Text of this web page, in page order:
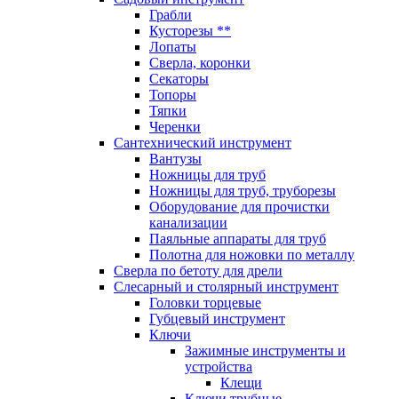
Грабли
Кусторезы **
Лопаты
Сверла, коронки
Секаторы
Топоры
Тяпки
Черенки
Сантехнический инструмент
Вантузы
Ножницы для труб
Ножницы для труб, труборезы
Оборудование для прочистки
канализации
Паяльные аппараты для труб
Полотна для ножовки по металлу
Сверла по бетоту для дрели
Слесарный и столярный инструмент
Головки торцевые
Губцевый инструмент
Ключи
Зажимные инструменты и
устройства
Клещи